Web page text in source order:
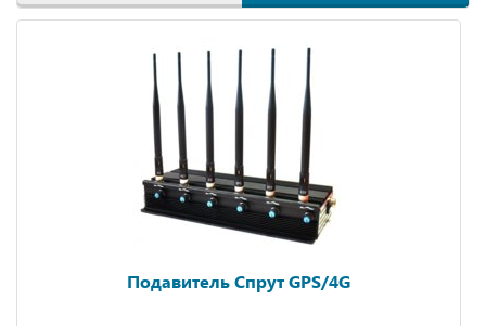
Подавитель Спрут GPS/4G